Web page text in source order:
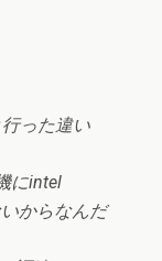
った違い
にintel
からなんだ